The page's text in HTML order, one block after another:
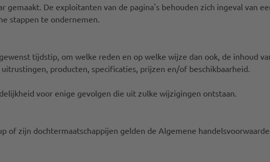
De exploitanten van de pagina's behouden zich ingeval van
stappen te ondernemen.
tijdstip, om welke reden en op welke wijze dan ook, de inhoud
producten, specificaties, prijzen en/of beschikbaarheid.
voor enige gevolgen die uit zulke wijzigingen ontstaan.
of zijn dochtermaatschappijen gelden de Algemene